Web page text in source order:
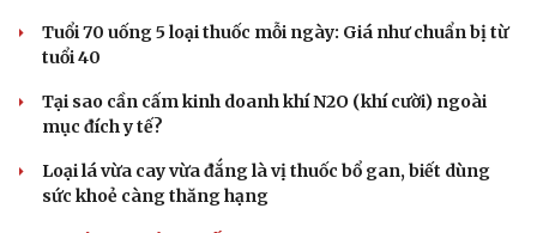
Tuổi 70 uống 5 loại thuốc mỗi ngày: Giá như chuẩn bị từ
tuổi 40
Tại sao cần cấm kinh doanh khí N2O (khí cười) ngoài
mục đích y tế?
Loại lá vừa cay vừa đắng là vị thuốc bổ gan, biết dùng
sức khoẻ càng thăng hạng